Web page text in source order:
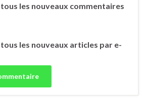
les nouveaux commentaires
les nouveaux articles par e-